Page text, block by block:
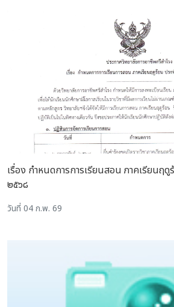
เรื่อง กำหนดการการเรียนสอน ภาคเรียนฤ
๒๕๖๘
วันที่ 04 ก.พ. 69